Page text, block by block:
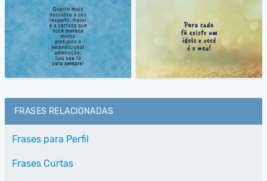
FRASES RELACIONADAS
Frases para Perfil
Frases Curtas